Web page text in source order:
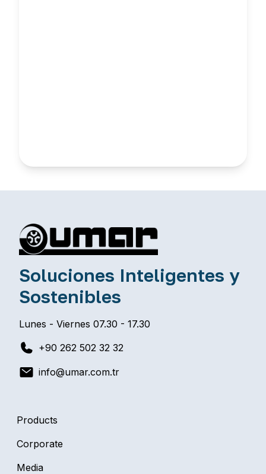
Soluciones Inteligentes y
Sostenibles
Lunes - Viernes 07.30 - 17.30
+90 262 502 32 32
info@umar.com.tr
Products
Corporate
Media